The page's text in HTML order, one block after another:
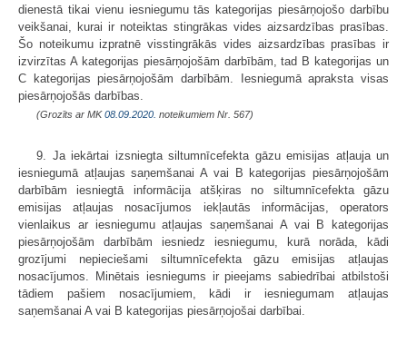
dienestā tikai vienu iesniegumu tās kategorijas piesārņojošo darbību
veikšanai, kurai ir noteiktas stingrākas vides aizsardzības prasības.
Šo noteikumu izpratnē visstingrākās vides aizsardzības prasības ir
izvirzītas A kategorijas piesārņojošām darbībām, tad B kategorijas un
C kategorijas piesārņojošām darbībām. Iesniegumā apraksta visas
piesārņojošās darbības.
(Grozīts ar MK08.09.2020. noteikumiem Nr. 567)
9. Ja iekārtai izsniegta siltumnīcefekta gāzu emisijas atļauja un
iesniegumā atļaujas saņemšanai A vai B kategorijas piesārņojošām
darbībām iesniegtā informācija atšķiras no siltumnīcefekta gāzu
emisijas atļaujas nosacījumos iekļautās informācijas, operators
vienlaikus ar iesniegumu atļaujas saņemšanai A vai B kategorijas
piesārņojošām darbībām iesniedz iesniegumu, kurā norāda, kādi
grozījumi nepieciešami siltumnīcefekta gāzu emisijas atļaujas
nosacījumos. Minētais iesniegums ir pieejams sabiedrībai atbilstoši
tādiem pašiem nosacījumiem, kādi ir iesniegumam atļaujas
saņemšanai A vai B kategorijas piesārņojošai darbībai.